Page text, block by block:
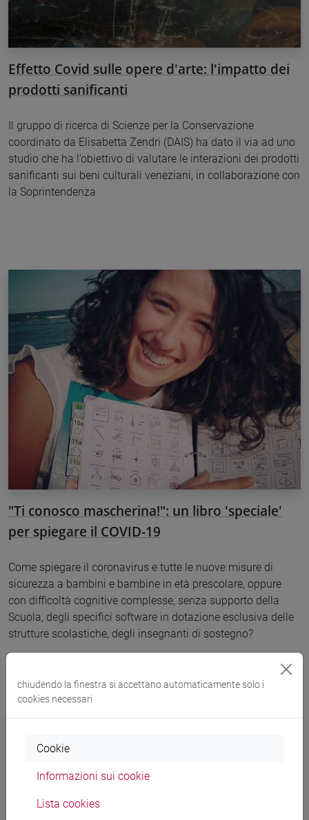
Effetto Covid sulle opere d'arte: l'impatto dei
prodotti sanificanti
Il gruppo di ricerca di Scienze per la Conservazione
coordinato da Elisabetta Zendri (DAIS) ha dato il via ad uno
studio che ha l’obiettivo di valutare le interazioni dei prodotti
sanificanti sui beni culturali veneziani, in collaborazione con
la Soprintendenza
"Ti conosco mascherina!": un libro 'speciale'
per spiegare il COVID-19
Come spiegare il coronavirus e tutte le nuove misure di
sicurezza a bambini e bambine in età prescolare, oppure
con difficoltà cognitive complesse, senza supporto della
Scuola, degli specifici software in dotazione esclusiva delle
strutture scolastiche, degli insegnanti di sostegno?
chiudendo la finestra si accettano automaticamente solo i
cookies necessari
Cookie
Informazioni sui cookie
Lista cookies